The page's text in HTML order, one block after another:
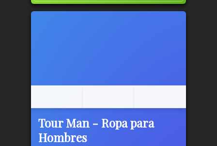
Tour Man - Ropa para
Hombres